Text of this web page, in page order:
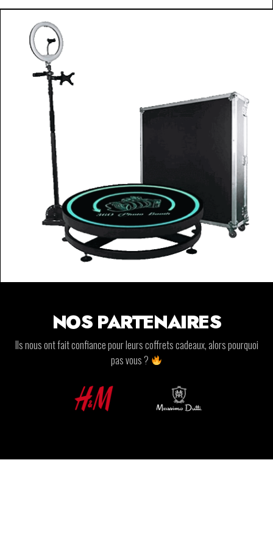
NOS PARTENAIRES
Ils nous ont fait confiance pour leurs coffrets cadeaux, alors pourquoi
pas vous ?